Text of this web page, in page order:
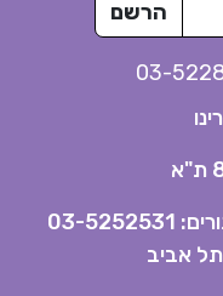
הרשם
03-5252531